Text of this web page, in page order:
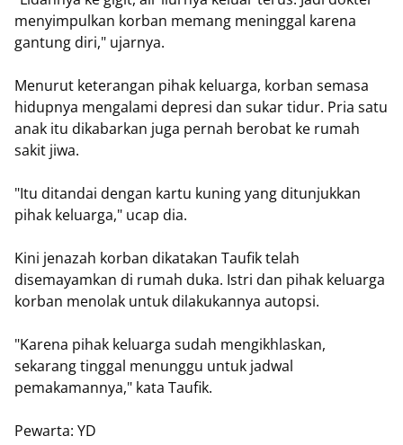
menyimpulkan korban memang meninggal karena
gantung diri," ujarnya.
Menurut keterangan pihak keluarga, korban semasa
hidupnya mengalami depresi dan sukar tidur. Pria satu
anak itu dikabarkan juga pernah berobat ke rumah
sakit jiwa.
"Itu ditandai dengan kartu kuning yang ditunjukkan
pihak keluarga," ucap dia.
Kini jenazah korban dikatakan Taufik telah
disemayamkan di rumah duka. Istri dan pihak keluarga
korban menolak untuk dilakukannya autopsi.
"Karena pihak keluarga sudah mengikhlaskan,
sekarang tinggal menunggu untuk jadwal
pemakamannya," kata Taufik.
Pewarta: YD